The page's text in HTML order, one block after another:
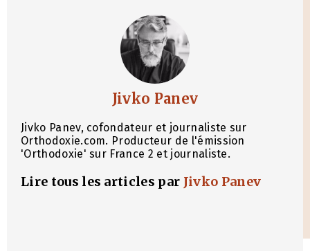
Jivko Panev
Jivko Panev, cofondateur et journaliste sur
Orthodoxie.com. Producteur de l'émission
'Orthodoxie' sur France 2 et journaliste.
Lire tous les articles par Jivko Panev